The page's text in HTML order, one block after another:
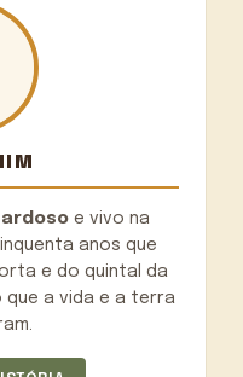
e vivo na
anos que
e do quintal da
que a vida e a terra